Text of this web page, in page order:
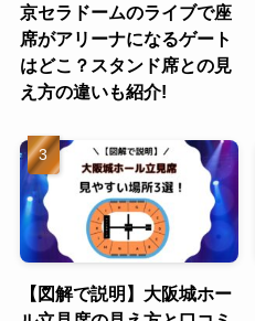
京セラドームのライブで座
席がアリーナになるゲート
はどこ？スタンド席との見
え方の違いも紹介!
【図解で説明】大阪城ホー